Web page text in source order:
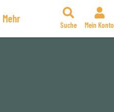
Mehr
Suche Mein Konto